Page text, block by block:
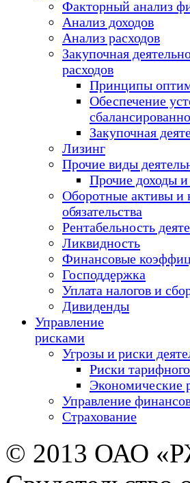
Факторный анализ
Анализ доходов
Анализ расходов
Закупочная
расходов
Принципы
Обеспечение
Закупочная
Лизинг
Прочие виды
Прочие доходы
Оборотные активы и
обязательства
Рентабельность
Ликвидность
Финансовые
Господдержка
Уплата налогов и
Дивиденды
Управление
рисками
Угрозы и риски
Риски
Экономические
Управление
Страхование
© 2013 ОАО